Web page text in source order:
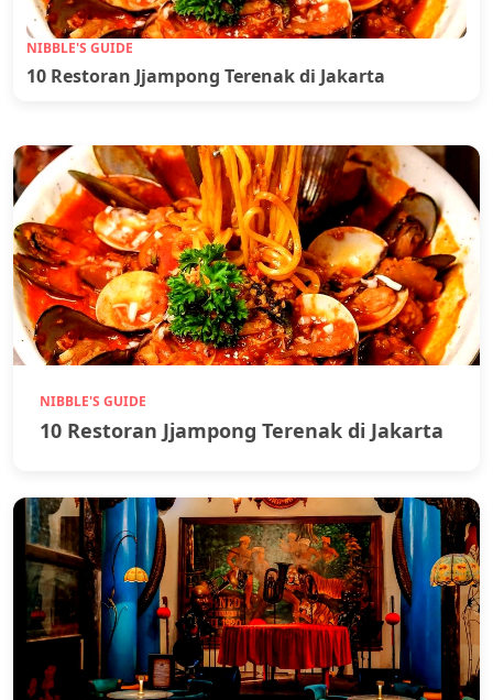
NIBBLE'S GUIDE
10 Restoran Jjampong Terenak di Jakarta
NIBBLE'S GUIDE
10 Restoran Jjampong Terenak di Jakarta